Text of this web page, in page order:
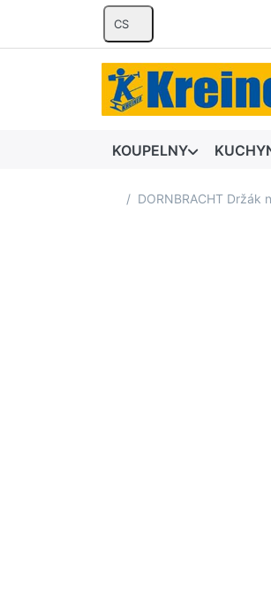
CS
KOUPELNY
Domovská stránka
DORNBRACHT